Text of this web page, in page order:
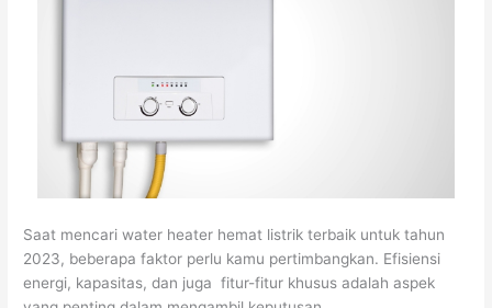
Saat mencari water heater hemat listrik terbaik untuk tahun
2023, beberapa faktor perlu kamu pertimbangkan. Efisiensi
energi, kapasitas, dan juga fitur-fitur khusus adalah aspek